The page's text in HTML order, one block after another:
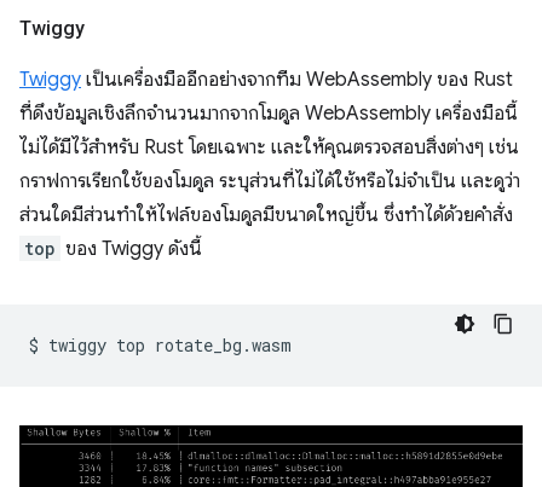
Twiggy
Twiggy เป็นเครื่องมืออีกอย่างจากทีม WebAssembly ของ Rust
ที่ดึงข้อมูลเชิงลึกจำนวนมากจากโมดูล WebAssembly เครื่องมือนี้
ไม่ได้มีไว้สำหรับ Rust โดยเฉพาะ และให้คุณตรวจสอบสิ่งต่างๆ เช่น
กราฟการเรียกใช้ของโมดูล ระบุส่วนที่ไม่ได้ใช้หรือไม่จำเป็น และดูว่า
ส่วนใดมีส่วนทำให้ไฟล์ของโมดูลมีขนาดใหญ่ขึ้น ซึ่งทำได้ด้วยคําสั่ง
top ของ Twiggy ดังนี้
$ twiggy top